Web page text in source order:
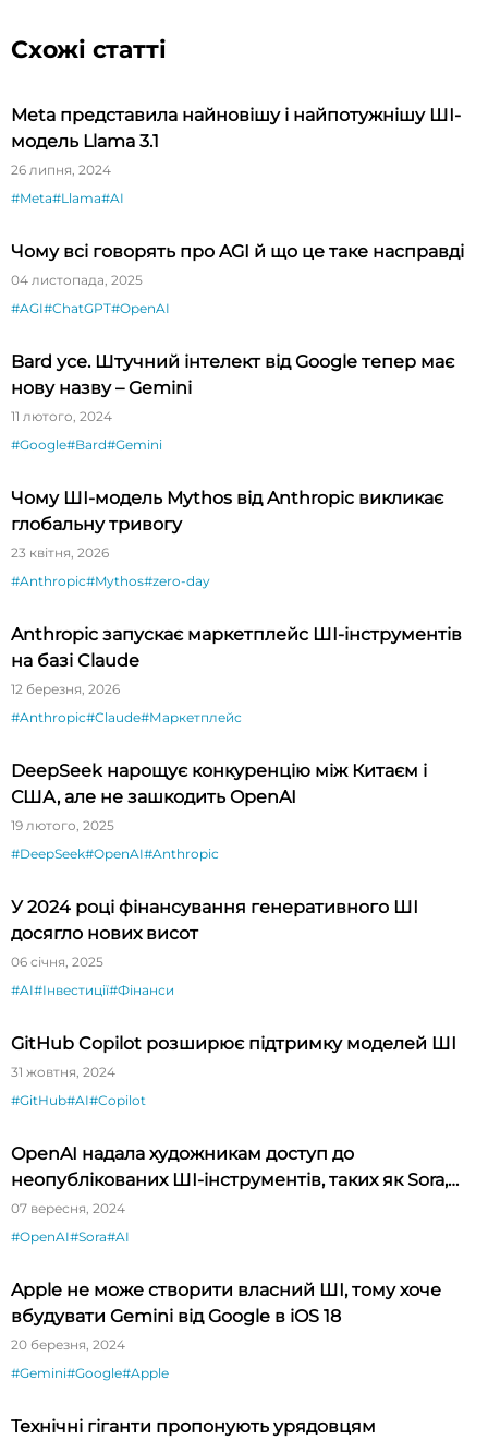
Схожі статті
Meta представила найновішу і найпотужнішу ШІ-
модель Llama 3.1
26 липня, 2024
#Meta#Llama#AI
Чому всі говорять про AGI й що це таке насправді
04 листопада, 2025
#AGI#ChatGPT#OpenAI
Bard усе. Штучний інтелект від Google тепер має
нову назву – Gemini
11 лютого, 2024
#Google#Bard#Gemini
Чому ШІ-модель Mythos від Anthropic викликає
глобальну тривогу
23 квітня, 2026
#Anthropic#Mythos#zero-day
Anthropic запускає маркетплейс ШІ-інструментів
на базі Claude
12 березня, 2026
#Anthropic#Claude#Маркетплейс
DeepSeek нарощує конкуренцію між Китаєм і
США, але не зашкодить OpenAI
19 лютого, 2025
#DeepSeek#OpenAI#Anthropic
У 2024 році фінансування генеративного ШІ
досягло нових висот
06 січня, 2025
#AI#Інвестиції#Фінанси
GitHub Copilot розширює підтримку моделей ШІ
31 жовтня, 2024
#GitHub#AI#Copilot
OpenAI надала художникам доступ до
неопублікованих ШІ-інструментів, таких як Sora,
для виставки у Нью-Йорку
07 вересня, 2024
#OpenAI#Sora#AI
Apple не може створити власний ШІ, тому хоче
вбудувати Gemini від Google в iOS 18
20 березня, 2024
#Gemini#Google#Apple
Технічні гіганти пропонують урядовцям